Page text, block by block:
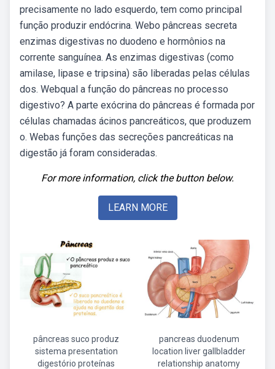
precisamente no lado esquerdo, tem como principal
função produzir endócrina. Webo pâncreas secreta
enzimas digestivas no duodeno e hormônios na
corrente sanguínea. As enzimas digestivas (como
amilase, lipase e tripsina) são liberadas pelas células
dos. Webqual a função do pâncreas no processo
digestivo? A parte exócrina do pâncreas é formada por
células chamadas ácinos pancreáticos, que produzem
o. Webas funções das secreções pancreáticas na
digestão já foram consideradas.
For more information, click the button below.
LEARN MORE
pâncreas suco produz
sistema presentation
digestório proteínas
pancreas duodenum
location liver gallbladder
relationship anatomy